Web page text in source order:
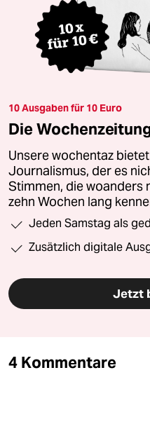
10 Ausgaben für 10 Euro
Die
Unsere wochentaz
Journalismus, der es
Stimmen, die woanders
zehn Wochen lang
Jeden Samstag als
Zusätzlich digitale
Jetzt
4 Kommentare